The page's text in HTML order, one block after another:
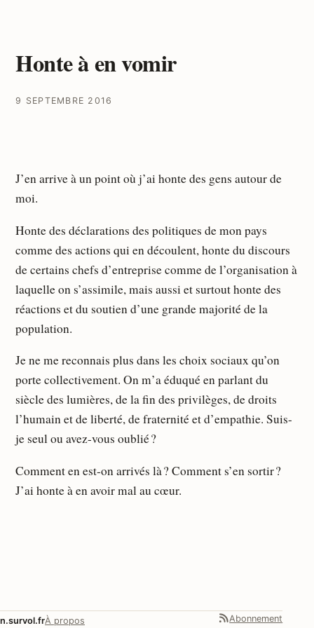
Honte à en vomir
9 SEPTEMBRE 2016
J’en arrive à un point où j’ai honte des gens autour de
moi.
Honte des déclarations des politiques de mon pays
comme des actions qui en découlent, honte du discours
de certains chefs d’entreprise comme de l’organisation à
laquelle on s’assimile, mais aussi et surtout honte des
réactions et du soutien d’une grande majorité de la
population.
Je ne me reconnais plus dans les choix sociaux qu’on
porte collectivement. On m’a éduqué en parlant du
siècle des lumières, de la fin des privilèges, de droits
l’humain et de liberté, de fraternité et d’empathie. Suis-
je seul ou avez-vous oublié ?
Comment en est-on arrivés là ? Comment s’en sortir ?
J’ai honte à en avoir mal au cœur.
n.survol.frÀ propos Abonnement